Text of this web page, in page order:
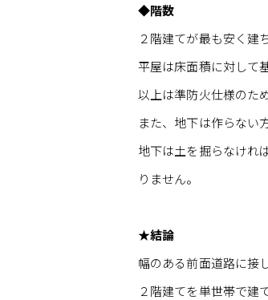
◆階数
２階建てが最も安く建
平屋は床面積に対して
以上は準防火仕様のた
また、地下は作らない
地下は土を掘らなけれ
りません。
★結論
幅のある前面道路に接
２階建てを単世帯で建